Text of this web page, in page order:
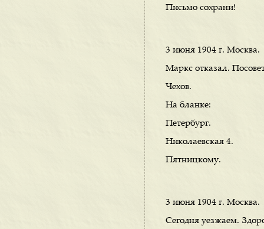
Письмо сохрани!
3 июня 1904 г. Москва.
Маркс отказал.
Чехов.
На бланке:
Петербург.
Николаевская 4.
Пятницкому.
3 июня 1904 г. Москва.
Сегодня уезжаем.